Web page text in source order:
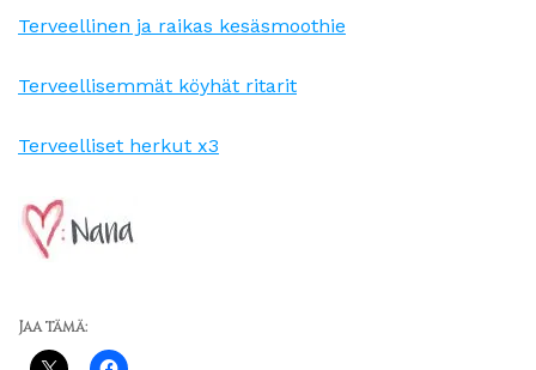
Terveellinen ja raikas kesäsmoothie
Terveellisemmät köyhät ritarit
Terveelliset herkut x3
Jaa tämä: